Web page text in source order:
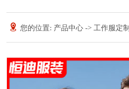
您的位置: 产品中心 -> 工作服定制